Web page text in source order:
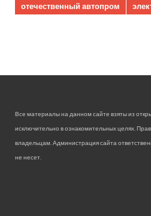
отечественный автопром
Все материалы на данном сайте взяты из
исключительно в ознакомительных целях.
владельцам. Администрация сайта
не несет.